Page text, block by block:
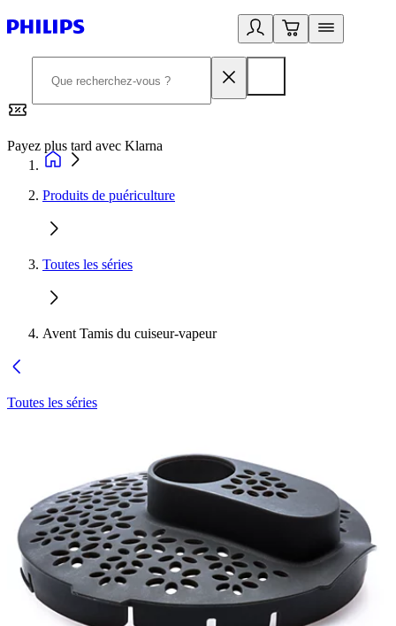
Payez plus tard avec Klarna
Produits de puériculture
Toutes les séries
Avent Tamis du cuiseur-vapeur
Toutes les séries